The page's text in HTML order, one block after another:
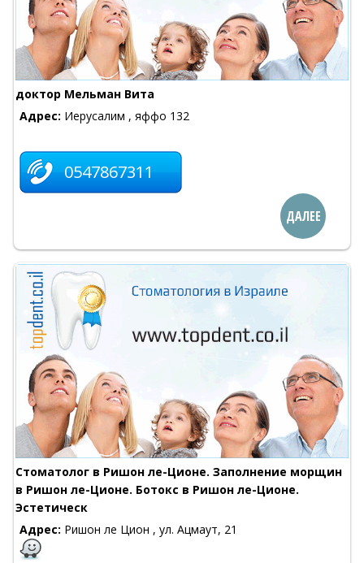
доктор Мельман Вита
Адрес: Иерусалим , яффо 132
0547867311
ДАЛЕЕ
Стоматолог в Ришон ле-Ционе. Заполнение морщин
в Ришон ле-Ционе. Ботокс в Ришон ле-Ционе.
Эстетическ
Адрес: Ришон ле Цион , ул. Ацмаут, 21